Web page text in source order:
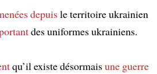
depuisle territoire ukrainien
des uniformes ukrainiens.
qu’il existe désormaisune guerre